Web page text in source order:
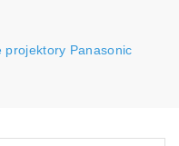
projektory Panasonic